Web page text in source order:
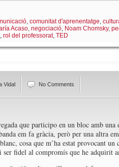
, comunitat d'aprenentatge,
Acaso, negociació, Noam Chomsky,
, rol del professorat, TED
Vidal No Comments
que participo en un bloc amb
em fa gràcia, però per una altra
cosa que m’ha estat provocant
fidel al compromís que he adquirit